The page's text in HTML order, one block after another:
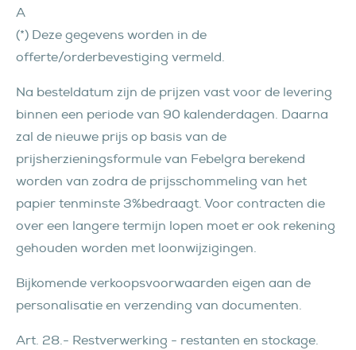
A
(*) Deze gegevens worden in de
offerte/orderbevestiging vermeld.
Na besteldatum zijn de prijzen vast voor de levering
binnen een periode van 90 kalenderdagen. Daarna
zal de nieuwe prijs op basis van de
prijsherzieningsformule van Febelgra berekend
worden van zodra de prijsschommeling van het
papier tenminste 3%bedraagt. Voor contracten die
over een langere termijn lopen moet er ook rekening
gehouden worden met loonwijzigingen.
Bijkomende verkoopsvoorwaarden eigen aan de
personalisatie en verzending van documenten.
Art. 28.- Restverwerking - restanten en stockage.